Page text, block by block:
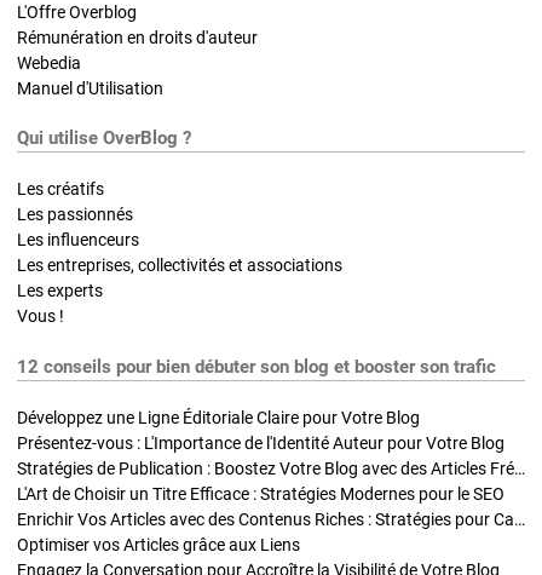
L'Offre Overblog
Rémunération en droits d'auteur
Webedia
Manuel d'Utilisation
Qui utilise OverBlog ?
Les créatifs
Les passionnés
Les influenceurs
Les entreprises, collectivités et associations
Les experts
Vous !
12 conseils pour bien débuter son blog et booster son trafic
Développez une Ligne Éditoriale Claire pour Votre Blog
Présentez-vous : L'Importance de l'Identité Auteur pour Votre Blog
Stratégies de Publication : Boostez Votre Blog avec des Articles Fréquents et Exclusifs
L'Art de Choisir un Titre Efficace : Stratégies Modernes pour le SEO
Enrichir Vos Articles avec des Contenus Riches : Stratégies pour Captiver et Optimiser
Optimiser vos Articles grâce aux Liens
Engagez la Conversation pour Accroître la Visibilité de Votre Blog